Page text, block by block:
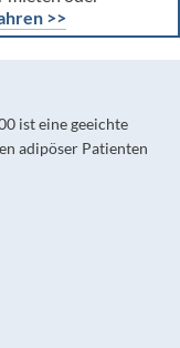
>>
ist eine geeichte
adipöser Patienten